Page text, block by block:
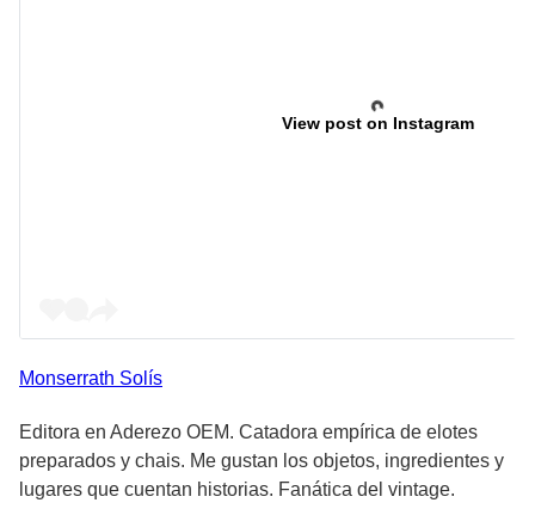
View post on Instagram
Monserrath Solís
Editora en Aderezo OEM. Catadora empírica de elotes
preparados y chais. Me gustan los objetos, ingredientes y
lugares que cuentan historias. Fanática del vintage.